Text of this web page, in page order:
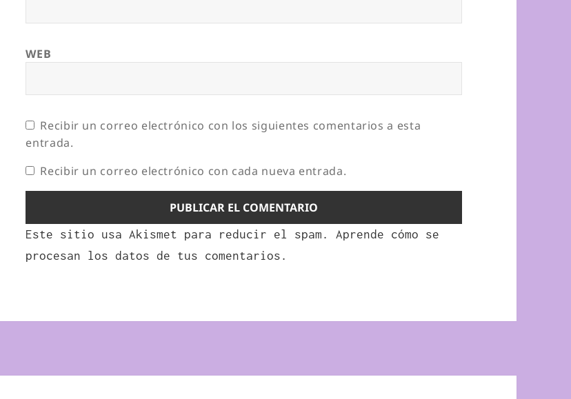
WEB
Recibir un correo electrónico con los siguientes comentarios a esta
entrada.
Recibir un correo electrónico con cada nueva entrada.
Este sitio usa Akismet para reducir el spam.Aprende cómo se
procesan los datos de tus comentarios.